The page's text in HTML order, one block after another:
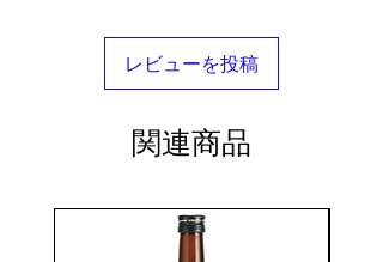
レビューを投稿
関連商品